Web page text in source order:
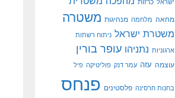
ישראל כרזות
מחאה מלחמה מנהיגות משטרה
משטרת ישראל ניתוח רשתות
ארגוניות נתניהו עופר בורין
עוצמה עזה עמר דנק פוליטיקה פיל
בחנות חרסינה פלסטינים פנחס